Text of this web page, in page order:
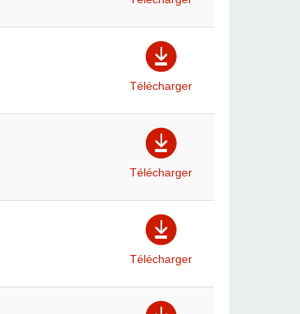
Télécharger
Télécharger
Télécharger